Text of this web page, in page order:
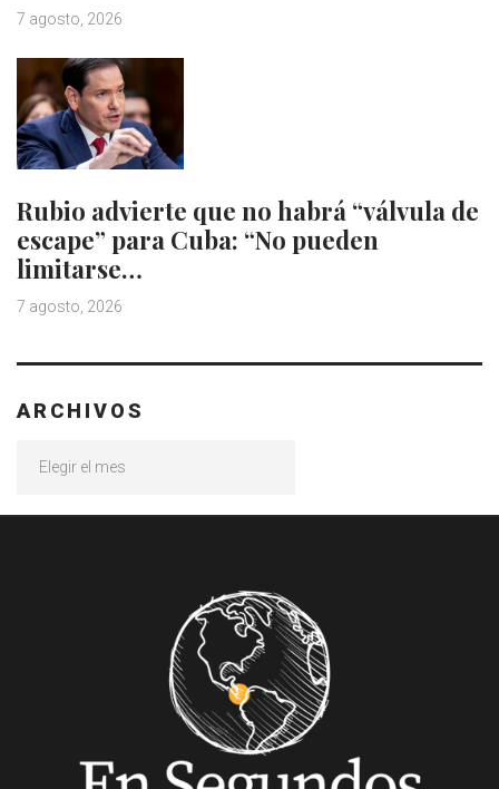
7 agosto, 2026
Rubio advierte que no habrá “válvula de
escape” para Cuba: “No pueden
limitarse…
7 agosto, 2026
ARCHIVOS